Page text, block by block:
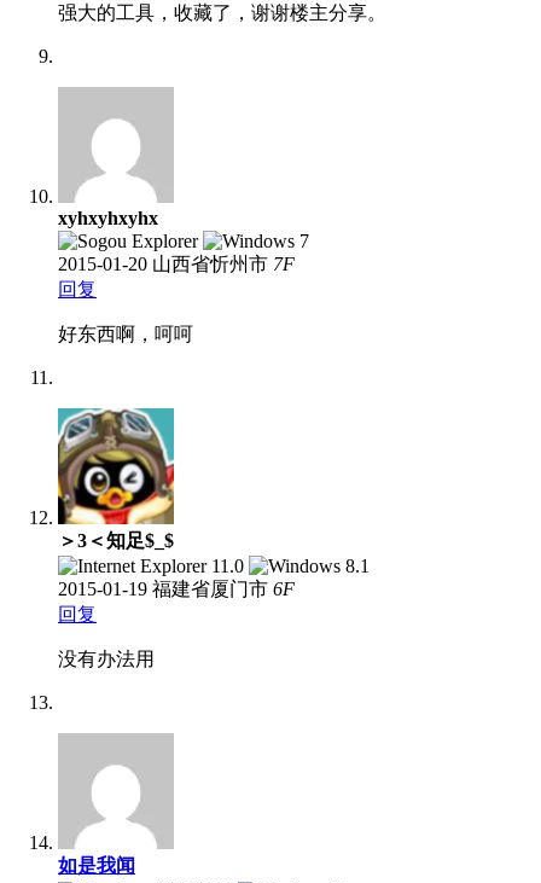
强大的工具，收藏了，谢谢楼主分享。
xyhxyhxyhx
2015-01-20 山西省忻州市 7F
回复
好东西啊，呵呵
＞3＜知足$_$
2015-01-19 福建省厦门市 6F
回复
没有办法用
如是我闻